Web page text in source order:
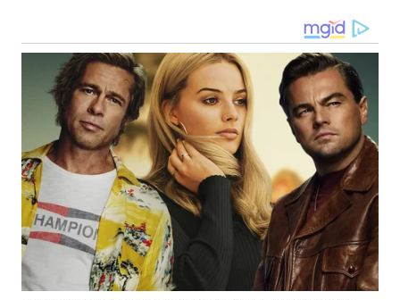
WN
DANAU
TOBA
WN
NIAS
WN
LANGKAT
WN